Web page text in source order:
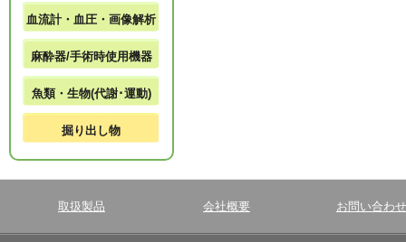
血流計・血圧・画像解析
麻酔器/手術時使用機器
魚類・生物(代謝･運動)
掘り出し物
取扱製品 会社概要 お問い合わせ